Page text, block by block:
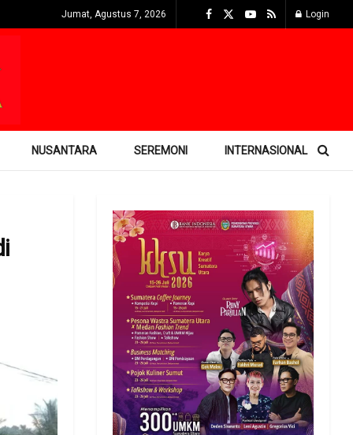
Jumat, Agustus 7, 2026 Login
NUSANTARA SEREMONI INTERNASIONAL